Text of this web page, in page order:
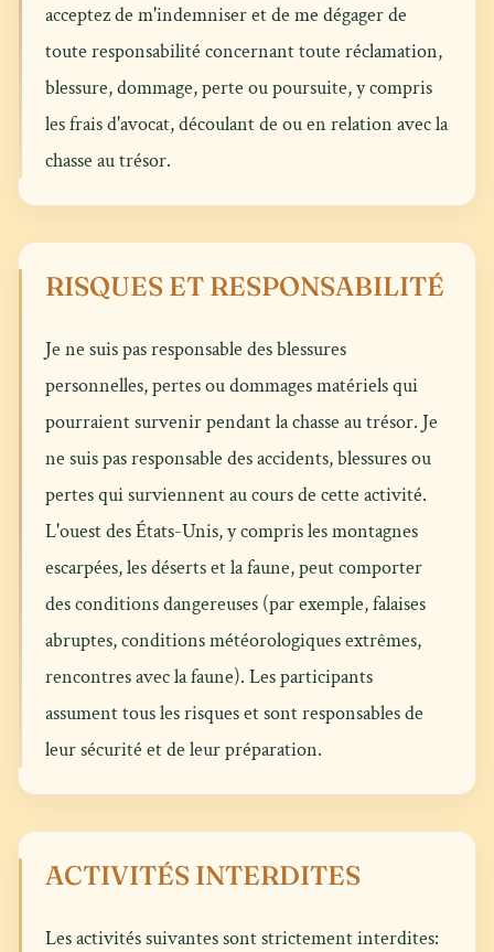
acceptez de m'indemniser et de me dégager de
toute responsabilité concernant toute réclamation,
blessure, dommage, perte ou poursuite, y compris
les frais d'avocat, découlant de ou en relation avec la
chasse au trésor.
RISQUES ET RESPONSABILITÉ
Je ne suis pas responsable des blessures
personnelles, pertes ou dommages matériels qui
pourraient survenir pendant la chasse au trésor. Je
ne suis pas responsable des accidents, blessures ou
pertes qui surviennent au cours de cette activité.
L'ouest des États-Unis, y compris les montagnes
escarpées, les déserts et la faune, peut comporter
des conditions dangereuses (par exemple, falaises
abruptes, conditions météorologiques extrêmes,
rencontres avec la faune). Les participants
assument tous les risques et sont responsables de
leur sécurité et de leur préparation.
ACTIVITÉS INTERDITES
Les activités suivantes sont strictement interdites: